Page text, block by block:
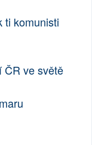
ti komunisti
ČR ve světě